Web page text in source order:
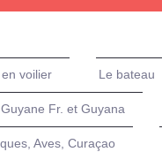
voilier Le bateau
Guyane Fr. et Guyana
Aves, Curaçao